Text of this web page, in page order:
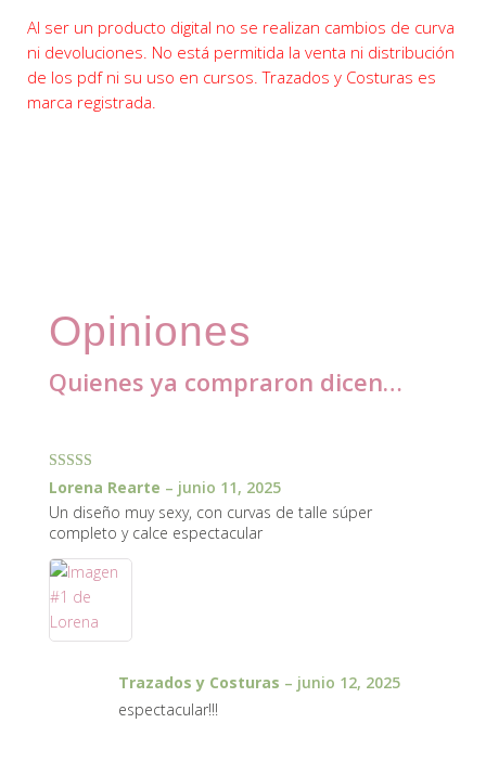
Al ser un producto digital no se realizan cambios de curva
ni devoluciones. No está permitida la venta ni distribución
de los pdf ni su uso en cursos. Trazados y Costuras es
marca registrada.
Opiniones
Quienes ya compraron dicen…
Valorado con
5de 5
Lorena Rearte – junio 11, 2025
Un diseño muy sexy, con curvas de talle súper
completo y calce espectacular
Trazados y Costuras – junio 12, 2025
espectacular!!!